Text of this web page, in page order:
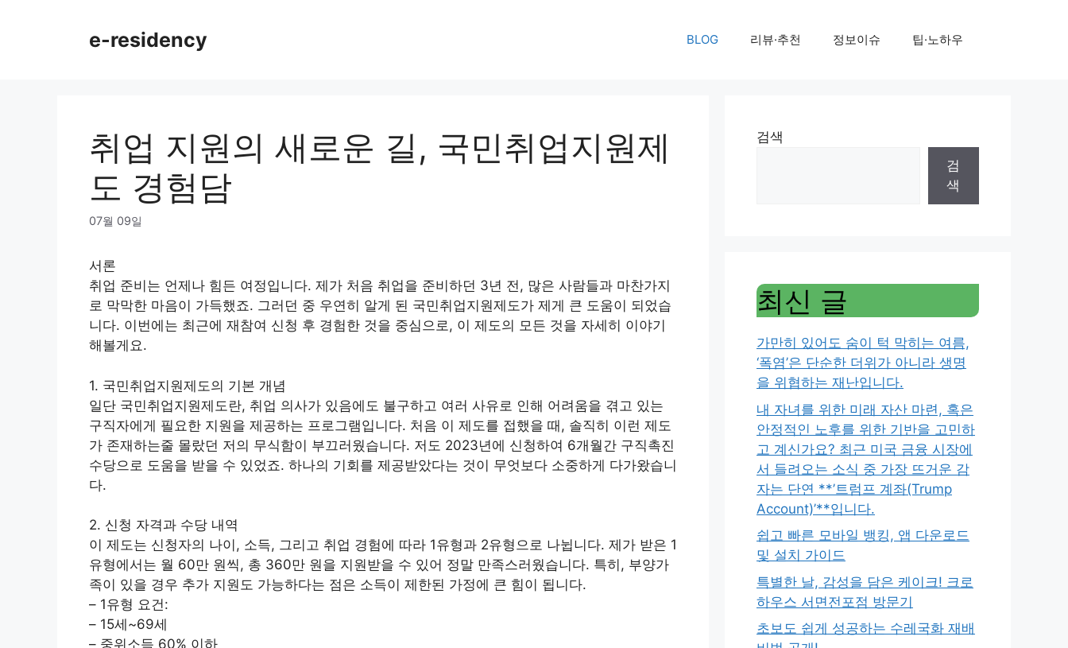
e-residency BLOG 리뷰·추천 정보이슈 팁·노하우
취업 지원의 새로운 길, 국민취업지원제
도 경험담
07월 09일
서론
취업 준비는 언제나 힘든 여정입니다. 제가 처음 취업을 준비하던 3년 전, 많은 사람들과 마찬가지
로 막막한 마음이 가득했죠. 그러던 중 우연히 알게 된 국민취업지원제도가 제게 큰 도움이 되었습
니다. 이번에는 최근에 재참여 신청 후 경험한 것을 중심으로, 이 제도의 모든 것을 자세히 이야기
해볼게요.
1. 국민취업지원제도의 기본 개념
일단 국민취업지원제도란, 취업 의사가 있음에도 불구하고 여러 사유로 인해 어려움을 겪고 있는
구직자에게 필요한 지원을 제공하는 프로그램입니다. 처음 이 제도를 접했을 때, 솔직히 이런 제도
가 존재하는줄 몰랐던 저의 무식함이 부끄러웠습니다. 저도 2023년에 신청하여 6개월간 구직촉진
수당으로 도움을 받을 수 있었죠. 하나의 기회를 제공받았다는 것이 무엇보다 소중하게 다가왔습니
다.
2. 신청 자격과 수당 내역
이 제도는 신청자의 나이, 소득, 그리고 취업 경험에 따라 1유형과 2유형으로 나뉩니다. 제가 받은 1
유형에서는 월 60만 원씩, 총 360만 원을 지원받을 수 있어 정말 만족스러웠습니다. 특히, 부양가
족이 있을 경우 추가 지원도 가능하다는 점은 소득이 제한된 가정에 큰 힘이 됩니다.
– 1유형 요건:
– 15세~69세
– 중위소득 60% 이하
검색
검
색
최신 글
가만히 있어도 숨이 턱 막히는 여름,
‘폭염’은 단순한 더위가 아니라 생명
을 위협하는 재난입니다.
내 자녀를 위한 미래 자산 마련, 혹은
안정적인 노후를 위한 기반을 고민하
고 계신가요? 최근 미국 금융 시장에
서 들려오는 소식 중 가장 뜨거운 감
자는 단연 **’트럼프 계좌(Trump
Account)’**입니다.
쉽고 빠른 모바일 뱅킹, 앱 다운로드
및 설치 가이드
특별한 날, 감성을 담은 케이크! 크로
하우스 서면전포점 방문기
초보도 쉽게 성공하는 수레국화 재배